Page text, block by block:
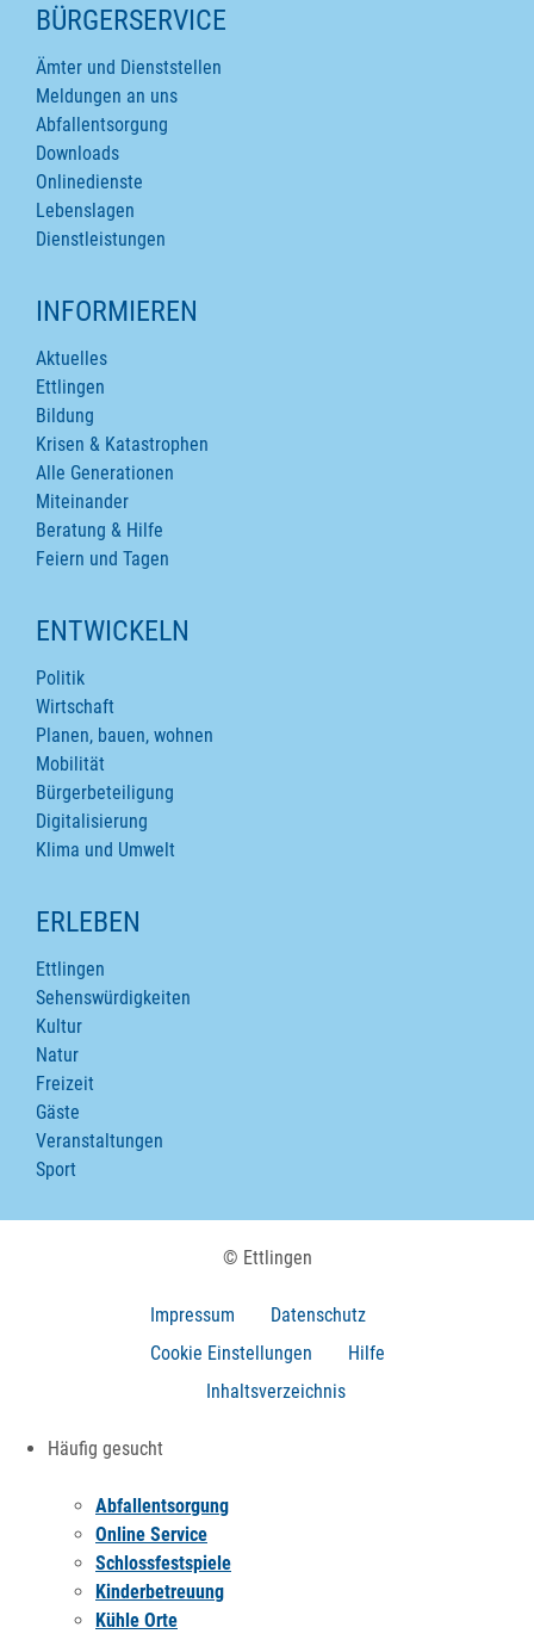
SEITENINHALTE
BÜRGERSERVICE
Ämter und Dienststellen
Meldungen an uns
Abfallentsorgung
Downloads
Onlinedienste
Lebenslagen
Dienstleistungen
INFORMIEREN
Aktuelles
Ettlingen
Bildung
Krisen & Katastrophen
Alle Generationen
Miteinander
Beratung & Hilfe
Feiern und Tagen
ENTWICKELN
Politik
Wirtschaft
Planen, bauen, wohnen
Mobilität
Bürgerbeteiligung
Digitalisierung
Klima und Umwelt
ERLEBEN
Ettlingen
Sehenswürdigkeiten
Kultur
Natur
Freizeit
Gäste
Veranstaltungen
Sport
© Ettlingen
Impressum
Datenschutz
Cookie Einstellungen
Hilfe
Inhaltsverzeichnis
Häufig gesucht
Abfallentsorgung
Online Service
Schlossfestspiele
Kinderbetreuung
Kühle Orte